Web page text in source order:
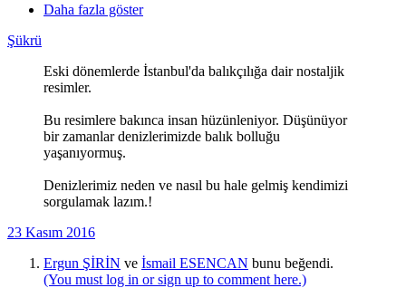
Daha fazla göster
Şükrü
Eski dönemlerde İstanbul'da balıkçılığa dair nostaljik
resimler.
Bu resimlere bakınca insan hüzünleniyor. Düşünüyor
bir zamanlar denizlerimizde balık bolluğu
yaşanıyormuş.
Denizlerimiz neden ve nasıl bu hale gelmiş kendimizi
sorgulamak lazım.!
23 Kasım 2016
Ergun ŞİRİN ve İsmail ESENCAN bunu beğendi.
(You must log in or sign up to comment here.)